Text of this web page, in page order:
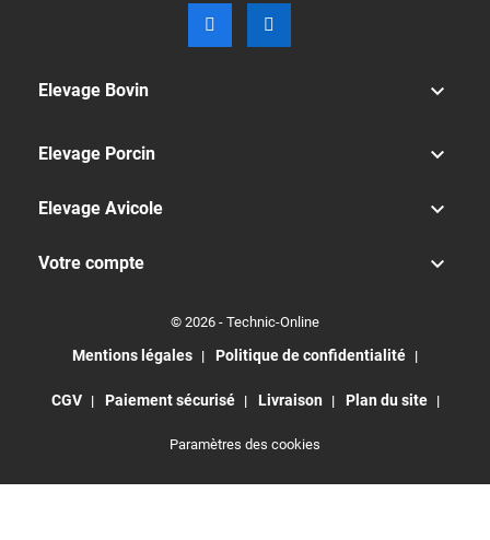
Elevage Bovin 
Elevage Porcin 
Elevage Avicole 
Votre compte 
© 2026 - Technic-Online
Mentions légales Politique de confidentialité
CGV Paiement sécurisé Livraison Plan du site
Paramètres des cookies